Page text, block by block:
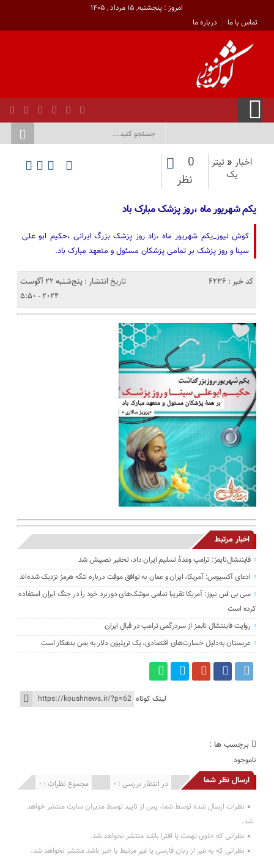
امروز : پنجشنبه, ۱۵ مرداد , ۱۴۰۵
تماس با ما
درباره ما
اخبار « تیتر
یک
0
نظر
یکم شهریور ماه ،روز پزشک مبارک باد
کوش نیوز_یکم شهریور ماه ،زاد روز پزشک بزرگ ایرانی ،حکیم ابو علی
سینا و روز پزشک بر تمامی پزشکان مسئول و متعهد مبارک باد.
کد خبر : 6236
تاریخ انتشار : پنج‌شنبه 22 آگوست
2024 - 5:50
اخبار مرتبط
فایننشال‌تایمز: ترامپ وعدۀ تسلیم ایران داد، تحقیر نصیبش شد
ادعای آکسیوس: آمریکا، ایران و عمان به توافق موقت درباره تنگه هرمز نزدیک شده‌اند
سی بی اس نیوز: آمریکا تقریبا تمامی موشک‌های دوربرد خود را در جنگ ایران استفاده
کرده است
روایت فایننشال تایمز از سردرگمی ترامپ در قبال ایران
عربستان به‌دلیل خسارت‌های اقتصادی، یک تریلیون دلار به یمن بدهکار است
لینک کوتاه
برچسب ها :
ناموجود
ارسال نظر شما مجموع نظرات : 0 در انتظار بررسی : 0 انتشار یافته : 0
نظرات ارسال شده توسط شما، پس از تایید توسط مدیران سایت منتشر خواهد
شد.
نظراتی که حاوی تهمت یا افترا باشد منتشر نخواهد شد.
نظراتی که به غیر از زبان فارسی یا غیر مرتبط با خبر باشد منتشر نخواهد شد.